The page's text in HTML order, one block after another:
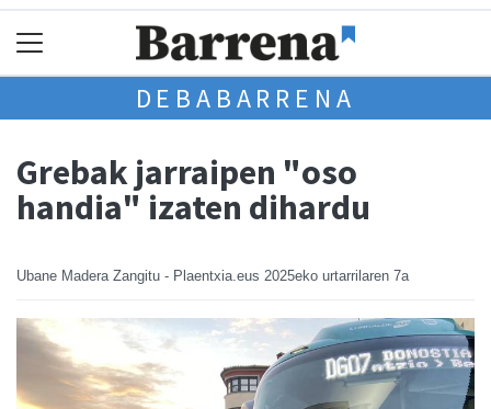
DEBABARRENA
Grebak jarraipen "oso
handia" izaten dihardu
Ubane Madera Zangitu - Plaentxia.eus 2025eko urtarrilaren 7a